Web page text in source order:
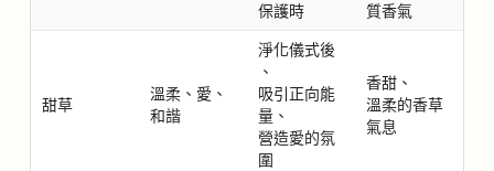
保護時
質香氣
甜草
溫柔、愛、
和諧
淨化儀式後
、
吸引正向能
量、
營造愛的氛
圍
香甜、
溫柔的香草
氣息